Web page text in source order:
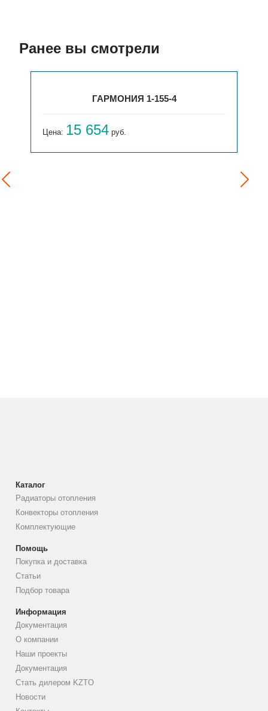
Ранее вы смотрели
ГАРМОНИЯ 1-155-4
Цена: 15 654 руб.
Каталог
Радиаторы отопления
Конвекторы отопления
Комплектующие
Помощь
Покупка и доставка
Статьи
Подбор товара
Информация
Документация
О компании
Наши проекты
Документация
Стать дилером KZTO
Новости